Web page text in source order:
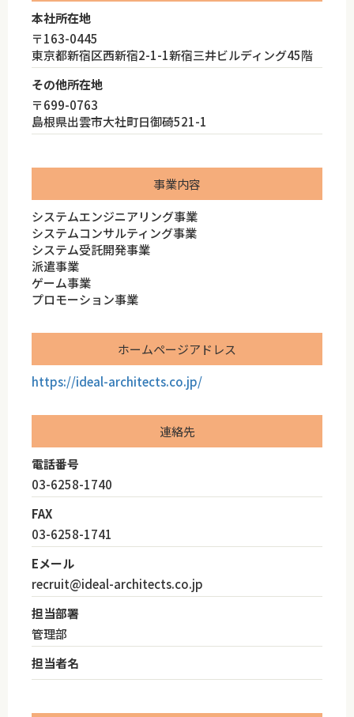
本社所在地
〒163-0445
東京都新宿区西新宿2-1-1新宿三井ビルディング45階
その他所在地
〒699-0763
島根県出雲市大社町日御碕521-1
事業内容
システムエンジニアリング事業
システムコンサルティング事業
システム受託開発事業
派遣事業
ゲーム事業
プロモーション事業
ホームページアドレス
https://ideal-architects.co.jp/
連絡先
電話番号
03-6258-1740
FAX
03-6258-1741
Eメール
recruit@ideal-architects.co.jp
担当部署
管理部
担当者名